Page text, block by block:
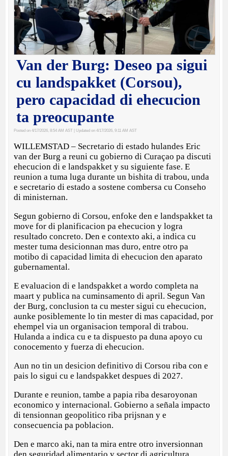
Van der Burg: Deseo pa sigui
cu landspakket (Corsou),
pero capacidad di ehecucion
ta preocupante
Posted on 4/17/2026, 8:54 AM AST | Updated on 4/17/2026, 9:11 AM AST
WILLEMSTAD – Secretario di estado hulandes Eric
van der Burg a reuni cu gobierno di Curaçao pa discuti
ehecucion di e landspakket y su siguiente fase. E
reunion a tuma luga durante un bishita di trabou, unda
e secretario di estado a sostene combersa cu Conseho
di ministernan.
Segun gobierno di Corsou, enfoke den e landspakket ta
move for di planificacion pa ehecucion y logra
resultado concreto. Den e contexto aki, a indica cu
mester tuma desicionnan mas duro, entre otro pa
motibo di capacidad limita di ehecucion den aparato
gubernamental.
E evaluacion di e landspakket a wordo completa na
maart y publica na cuminsamento di april. Segun Van
der Burg, conclusion ta cu mester sigui cu ehecucion,
aunke posiblemente lo tin mester di mas capacidad, por
ehempel via un organisacion temporal di trabou.
Hulanda a indica cu e ta dispuesto pa duna apoyo cu
conocemento y fuerza di ehecucion.
Aun no tin un desicion definitivo di Corsou riba con e
pais lo sigui cu e landspakket despues di 2027.
Durante e reunion, tambe a papia riba desaroyonan
economico y internacional. Gobierno a señala impacto
di tensionnan geopolitico riba prijsnan y e
consecuencia pa poblacion.
Den e marco aki, nan ta mira entre otro inversionnan
den seguridad alimentario y sector di agricultura,